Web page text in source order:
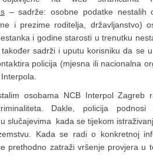
– sadrže: osobne podatke nestalih
i prezime roditelja, državljanstvo)
i godine starosti u trenutku
sadrži i uputu korisniku da se
policija (mjesna ili nacionalna
osobama NCB Interpol Zagreb
Dakle, policija podnosi
slučajevima kada se tijekom
Kada se radi o konkretnoj
prethodno zatraži vršenje provjera u